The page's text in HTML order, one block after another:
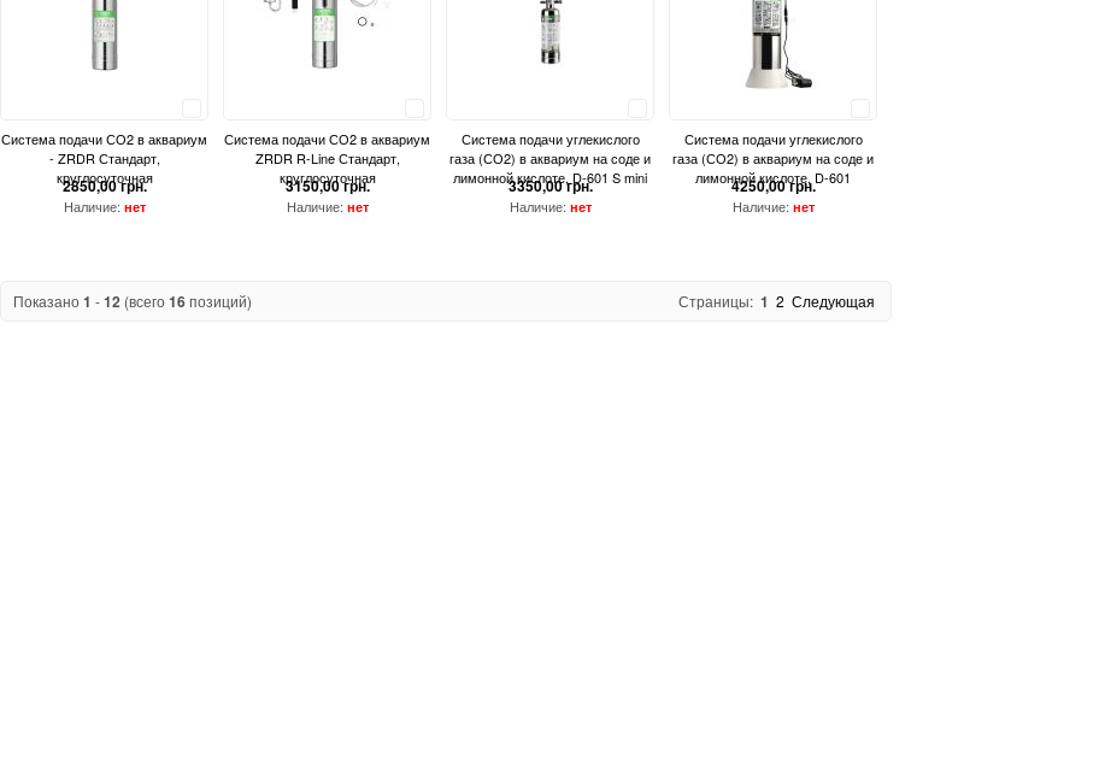
Система подачи СО2 в аквариум
- ZRDR Стандарт,
круглосуточная
2850,00 грн.
Наличие: нет
Система подачи СО2 в аквариум
ZRDR R-Line Стандарт,
круглосуточная
3150,00 грн.
Наличие: нет
Система подачи углекислого
газа (СО2) в аквариум на соде и
лимонной кислоте, D-601 S mini
3350,00 грн.
Наличие: нет
Система подачи углекислого
газа (СО2) в аквариум на соде и
лимонной кислоте, D-601
4250,00 грн.
Наличие: нет
Страницы: 1 2 Следующая
Показано1 -12 (всего16позиций)